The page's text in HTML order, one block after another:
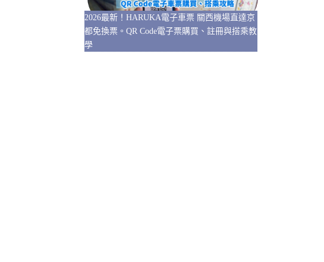
2026最新！HARUKA電子車票 關西機場直達京
都免換票。QR Code電子票購買、註冊與搭乘教
學